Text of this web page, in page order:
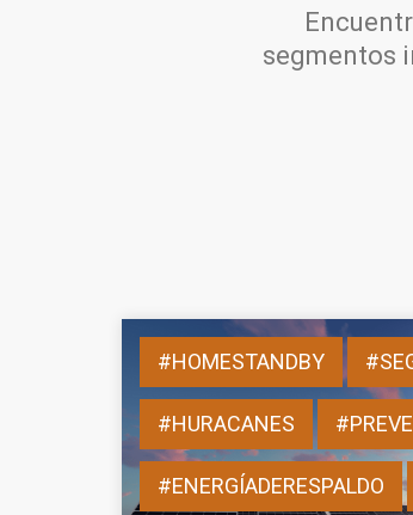
segmentos
#HOMESTANDBY
#HURACANES
#ENERGÍADERESPALDO